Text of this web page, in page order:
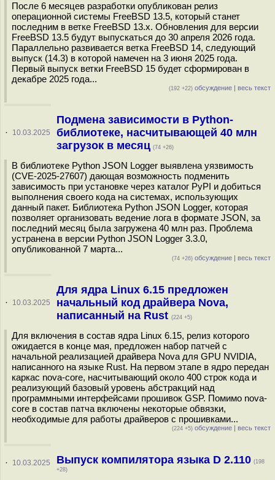
После 6 месяцев разработки опубликован релиз
операционной системы FreeBSD 13.5, который станет
последним в ветке FreeBSD 13.x. Обновления для версии
FreeBSD 13.5 будут выпускаться до 30 апреля 2026 года.
Параллельно развивается ветка FreeBSD 14, следующий
выпуск (14.3) в которой намечен на 3 июня 2025 года.
Первый выпуск ветки FreeBSD 15 будет сформирован в
декабре 2025 года...
(192 +22) обсуждение | весь текст
· 10.03.2025
Подмена зависимости в Python-
библиотеке, насчитывающей 40 млн
загрузок в месяц (74 +26)
В библиотеке Python JSON Logger выявлена уязвимость
(CVE-2025-27607) дающая возможность подменить
зависимость при установке через каталог PyPI и добиться
выполнения своего кода на системах, использующих
данный пакет. Библиотека Python JSON Logger, которая
позволяет организовать ведение лога в формате JSON, за
последний месяц была загружена 40 млн раз. Проблема
устранена в версии Python JSON Logger 3.3.0,
опубликованной 7 марта...
(74 +26) обсуждение | весь текст
· 10.03.2025
Для ядра Linux 6.15 предложен
начальный код драйвера Nova,
написанный на Rust (224 +5)
Для включения в состав ядра Linux 6.15, релиз которого
ожидается в конце мая, предложен набор патчей с
начальной реализацией драйвера Nova для GPU NVIDIA,
написанного на языке Rust. На первом этапе в ядро передан
каркас nova-core, насчитывающий около 400 строк кода и
реализующий базовый уровень абстракций над
программными интерфейсами прошивок GSP. Помимо nova-
core в состав патча включены некоторые обвязки,
необходимые для работы драйверов с прошивками...
(224 +5) обсуждение | весь текст
· 10.03.2025 Выпуск компилятора языка D 2.110 (198
+28)